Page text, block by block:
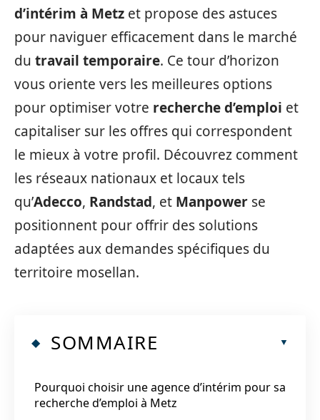
d’intérim à Metz et propose des astuces
pour naviguer efficacement dans le marché
du travail temporaire. Ce tour d’horizon
vous oriente vers les meilleures options
pour optimiser votre recherche d’emploi et
capitaliser sur les offres qui correspondent
le mieux à votre profil. Découvrez comment
les réseaux nationaux et locaux tels
qu’Adecco, Randstad, et Manpower se
positionnent pour offrir des solutions
adaptées aux demandes spécifiques du
territoire mosellan.
SOMMAIRE
Pourquoi choisir une agence d’intérim pour sa
recherche d’emploi à Metz